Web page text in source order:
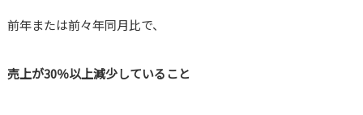
前年または前々年同月比で、
売上が30％以上減少していること